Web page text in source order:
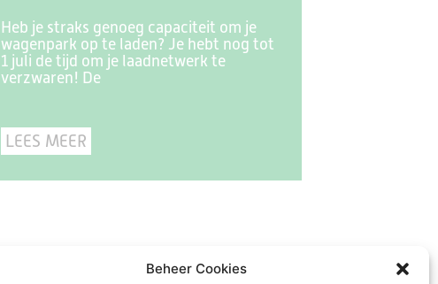
Beheer Cookies
Heb je straks genoeg capaciteit om je
wagenpark op te laden? Je hebt nog tot
1 juli de tijd om je laadnetwerk te
verzwaren! De
LEES MEER